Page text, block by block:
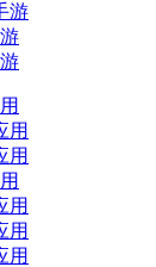
游
用
用
用
用
用